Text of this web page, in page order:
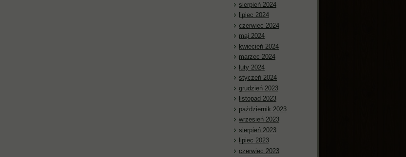
sierpień 2024
lipiec 2024
czerwiec 2024
maj 2024
kwiecień 2024
marzec 2024
luty 2024
styczeń 2024
grudzień 2023
listopad 2023
październik 2023
wrzesień 2023
sierpień 2023
lipiec 2023
czerwiec 2023